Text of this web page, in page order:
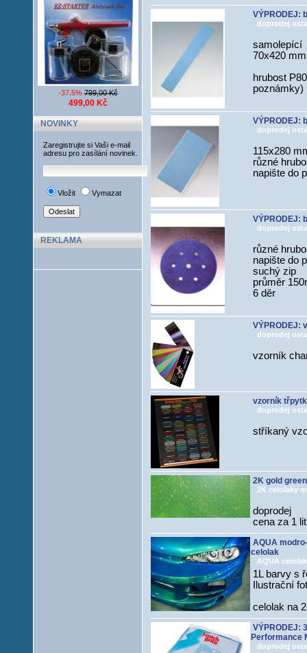
-37.5%799,00 Kč
499,00 Kč
NOVINKY
Zaregistrujte si Vaši e-mail
adresu pro zasílání novinek.
Vložit Vymazat
REKLAMA
VÝPRODEJ:
doprodej
samolepící
70x420 mm
hrubost
poznámky)
VÝPRODEJ:
doprodej
115x280
různé
napište do
VÝPRODEJ:
doprodej
různé
napište do
suchý zip
průměr
6 děr
VÝPRODEJ:
doprodej
vzorník
vzorník
doprodej
stříkaný
2K gold
2K celolaky
doprodej
cena za 1
AQUA
celolak
AQUA
1L barvy s
Ilustrační
celolak na
VÝPRODEJ:
Performance
doprodej